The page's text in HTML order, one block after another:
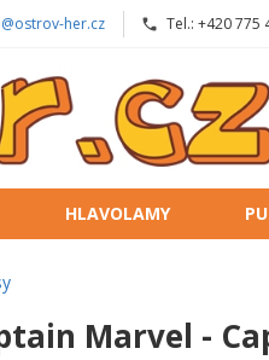
her.cz Tel.: +420 775
HLAVOLAMY
Marvel -